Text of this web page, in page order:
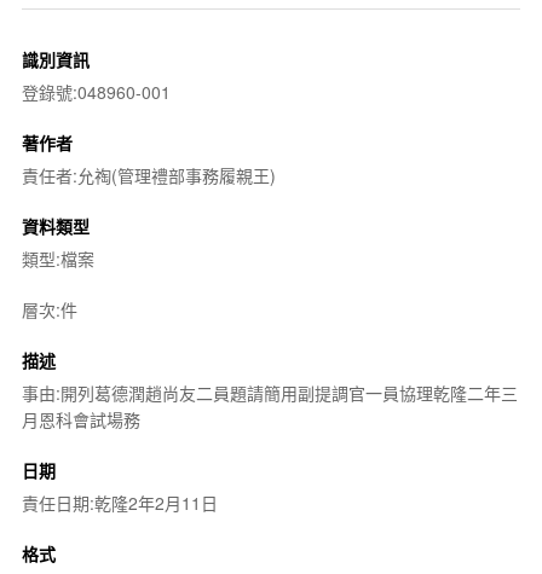
識別資訊
登錄號:048960-001
著作者
責任者:允祹(管理禮部事務履親王)
資料類型
類型:檔案
層次:件
描述
事由:開列葛德潤趙尚友二員題請簡用副提調官一員協理乾隆二年三
月恩科會試場務
日期
責任日期:乾隆2年2月11日
格式